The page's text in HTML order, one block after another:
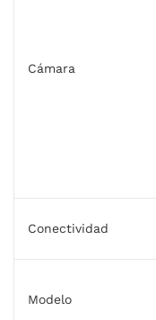
Cámara
Conectividad
Modelo